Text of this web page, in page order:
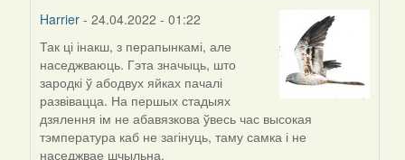
Harrier - 24.04.2022 - 01:22
In
reply
to
by
ZNR
Так ці інакш, з перапынкамі, але
наседжваюць. Гэта значыць, што
зародкі ў абодвух яйках пачалі
развівацца. На першых стадыях
дзялення ім не абавязкова ўвесь час высокая
тэмпература каб не загінуць, таму самка і не
наседжвае шчыльна.